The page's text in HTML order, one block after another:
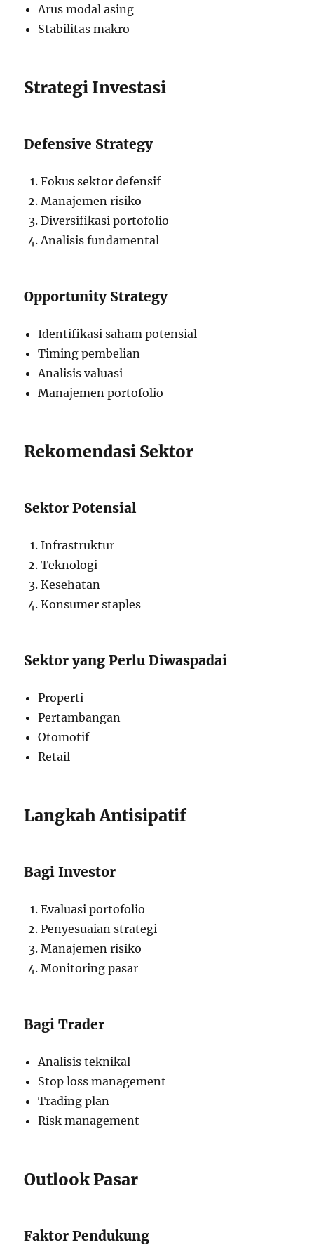
Arus modal asing
Stabilitas makro
Strategi Investasi
Defensive Strategy
Fokus sektor defensif
Manajemen risiko
Diversifikasi portofolio
Analisis fundamental
Opportunity Strategy
Identifikasi saham potensial
Timing pembelian
Analisis valuasi
Manajemen portofolio
Rekomendasi Sektor
Sektor Potensial
Infrastruktur
Teknologi
Kesehatan
Konsumer staples
Sektor yang Perlu Diwaspadai
Properti
Pertambangan
Otomotif
Retail
Langkah Antisipatif
Bagi Investor
Evaluasi portofolio
Penyesuaian strategi
Manajemen risiko
Monitoring pasar
Bagi Trader
Analisis teknikal
Stop loss management
Trading plan
Risk management
Outlook Pasar
Faktor Pendukung